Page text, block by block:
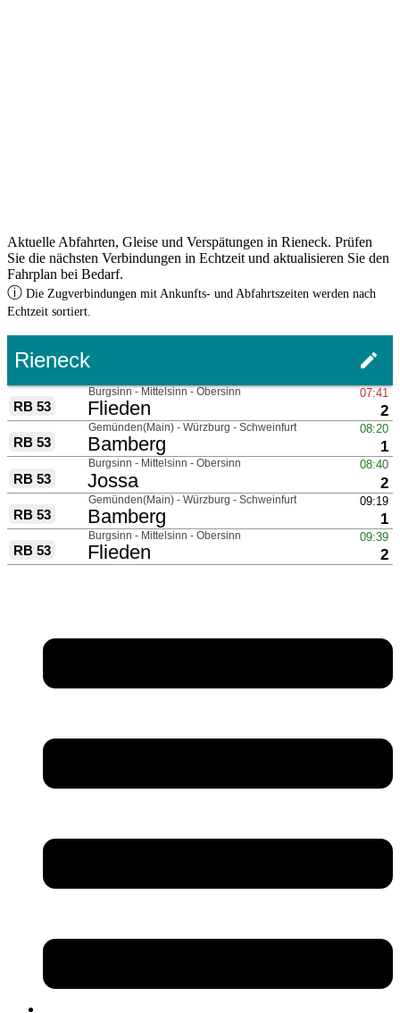
Aktuelle Abfahrten, Gleise und Verspätungen in Rieneck. Prüfen
Sie die nächsten Verbindungen in Echtzeit und aktualisieren Sie den
Fahrplan bei Bedarf.
ⓘ Die Zugverbindungen mit Ankunfts- und Abfahrtszeiten werden nach
Echtzeit sortiert.